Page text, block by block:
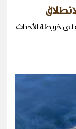
خريطة الأحداث